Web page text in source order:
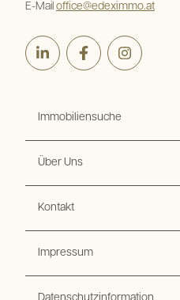
E-Mail office@edeximmo.at
LinkedInFacebookInstagram
Immobiliensuche
Über Uns
Kontakt
Impressum